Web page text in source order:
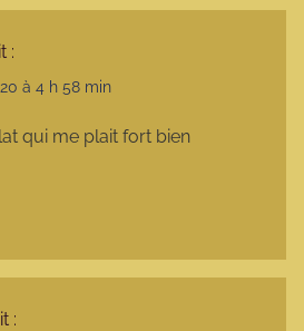
:
à 4 h 58 min
qui me plait fort bien
: